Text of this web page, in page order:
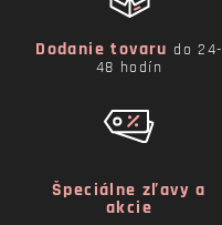
Dodanie tovaru do 24-
48 hodín
Špeciálne zľavy a
akcie